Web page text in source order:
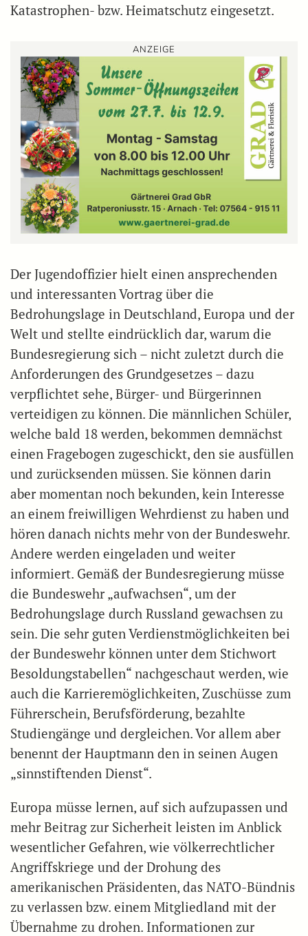
Katastrophen- bzw. Heimatschutz eingesetzt.
ANZEIGE
Der Jugendoffizier hielt einen ansprechenden
und interessanten Vortrag über die
Bedrohungslage in Deutschland, Europa und der
Welt und stellte eindrücklich dar, warum die
Bundesregierung sich – nicht zuletzt durch die
Anforderungen des Grundgesetzes – dazu
verpflichtet sehe, Bürger- und Bürgerinnen
verteidigen zu können. Die männlichen Schüler,
welche bald 18 werden, bekommen demnächst
einen Fragebogen zugeschickt, den sie ausfüllen
und zurücksenden müssen. Sie können darin
aber momentan noch bekunden, kein Interesse
an einem freiwilligen Wehrdienst zu haben und
hören danach nichts mehr von der Bundeswehr.
Andere werden eingeladen und weiter
informiert. Gemäß der Bundesregierung müsse
die Bundeswehr „aufwachsen“, um der
Bedrohungslage durch Russland gewachsen zu
sein. Die sehr guten Verdienstmöglichkeiten bei
der Bundeswehr können unter dem Stichwort
Besoldungstabellen“ nachgeschaut werden, wie
auch die Karrieremöglichkeiten, Zuschüsse zum
Führerschein, Berufsförderung, bezahlte
Studiengänge und dergleichen. Vor allem aber
benennt der Hauptmann den in seinen Augen
„sinnstiftenden Dienst“.
Europa müsse lernen, auf sich aufzupassen und
mehr Beitrag zur Sicherheit leisten im Anblick
wesentlicher Gefahren, wie völkerrechtlicher
Angriffskriege und der Drohung des
amerikanischen Präsidenten, das NATO-Bündnis
zu verlassen bzw. einem Mitgliedland mit der
Übernahme zu drohen. Informationen zur